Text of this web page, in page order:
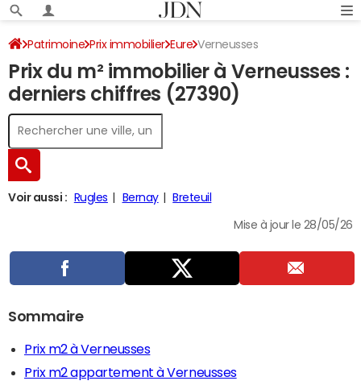
Patrimoine Prix immobilier Eure Verneusses
Prix du m² immobilier à Verneusses :
derniers chiffres (27390)
Voir aussi : Rugles Bernay Breteuil
Mise à jour le 28/05/26
Sommaire
Prix m2 à Verneusses
Prix m2 appartement à Verneusses